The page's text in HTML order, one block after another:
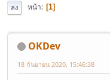
ลง หน้า 1
OKDev
18 กันยายน 2020, 15:46:38